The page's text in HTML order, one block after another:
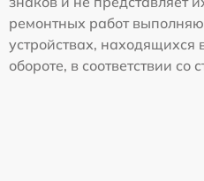
ремонтных работ
устройствах,
обороте, в соответствии со